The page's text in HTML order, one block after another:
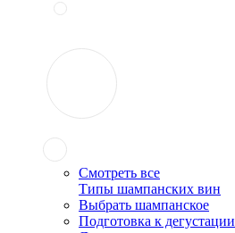
Смотреть все
Типы шампанских вин
Выбрать шампанское
Подготовка к дегустации